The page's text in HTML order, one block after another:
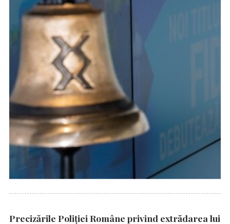
Precizările Poliţiei Române privind extrădarea lui